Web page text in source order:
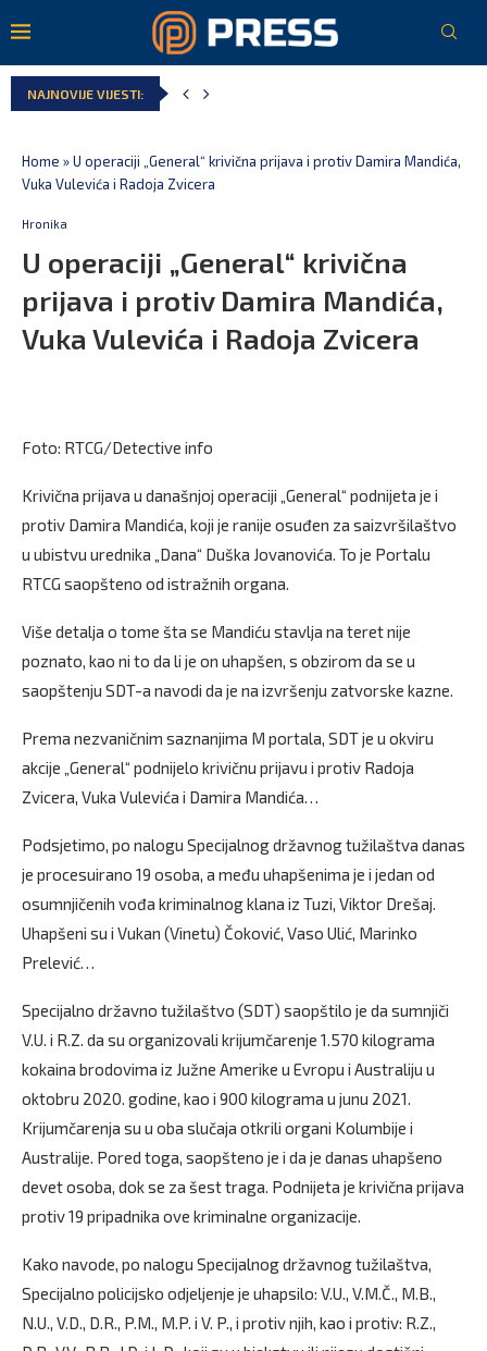
NAJNOVIJE VIJESTI:
Home »U operaciji „General“ krivična prijava i protiv Damira Mandića,
Vuka Vulevića i Radoja Zvicera
Hronika
U operaciji „General“ krivična
prijava i protiv Damira Mandića,
Vuka Vulevića i Radoja Zvicera
Foto: RTCG/Detective info
Krivična prijava u današnjoj operaciji „General“ podnijeta je i
protiv Damira Mandića, koji je ranije osuđen za saizvršilaštvo
u ubistvu urednika „Dana“ Duška Jovanovića. To je Portalu
RTCG saopšteno od istražnih organa.
Više detalja o tome šta se Mandiću stavlja na teret nije
poznato, kao ni to da li je on uhapšen, s obzirom da se u
saopštenju SDT-a navodi da je na izvršenju zatvorske kazne.
Prema nezvaničnim saznanjima M portala, SDT je u okviru
akcije „General“ podnijelo krivičnu prijavu i protiv Radoja
Zvicera, Vuka Vulevića i Damira Mandića…
Podsjetimo, po nalogu Specijalnog državnog tužilaštva danas
je procesuirano 19 osoba, a među uhapšenima je i jedan od
osumnjičenih vođa kriminalnog klana iz Tuzi, Viktor Drešaj.
Uhapšeni su i Vukan (Vinetu) Čoković, Vaso Ulić, Marinko
Prelević…
Specijalno državno tužilaštvo (SDT) saopštilo je da sumnjiči
V.U. i R.Z. da su organizovali krijumčarenje 1.570 kilograma
kokaina brodovima iz Južne Amerike u Evropu i Australiju u
oktobru 2020. godine, kao i 900 kilograma u junu 2021.
Krijumčarenja su u oba slučaja otkrili organi Kolumbije i
Australije. Pored toga, saopšteno je i da je danas uhapšeno
devet osoba, dok se za šest traga. Podnijeta je krivična prijava
protiv 19 pripadnika ove kriminalne organizacije.
Kako navode, po nalogu Specijalnog državnog tužilaštva,
Specijalno policijsko odjeljenje je uhapsilo: V.U., V.M.Č., M.B.,
N.U., V.D., D.R., P.M., M.P. i V. P., i protiv njih, kao i protiv: R.Z.,